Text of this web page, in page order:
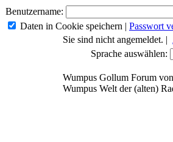
Benutzername:
Daten in Cookie speichern | Passwort
Sie sind nicht angemeldet. |
Sprache auswählen:
Wumpus Gollum Forum von
Wumpus Welt der (alten)